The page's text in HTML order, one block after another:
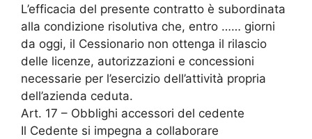
L’efficacia del presente contratto è subordinata
alla condizione risolutiva che, entro …… giorni
da oggi, il Cessionario non ottenga il rilascio
delle licenze, autorizzazioni e concessioni
necessarie per l’esercizio dell’attività propria
dell’azienda ceduta.
Art. 17 – Obblighi accessori del cedente
Il Cedente si impegna a collaborare